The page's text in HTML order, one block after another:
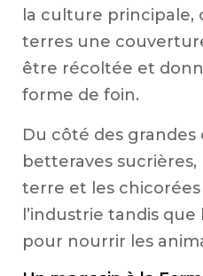
la culture principale,
terres une
être récoltée et
forme de foin.
Du côté des grandes
betteraves
terre et les
l’industrie tandis
pour nourrir les